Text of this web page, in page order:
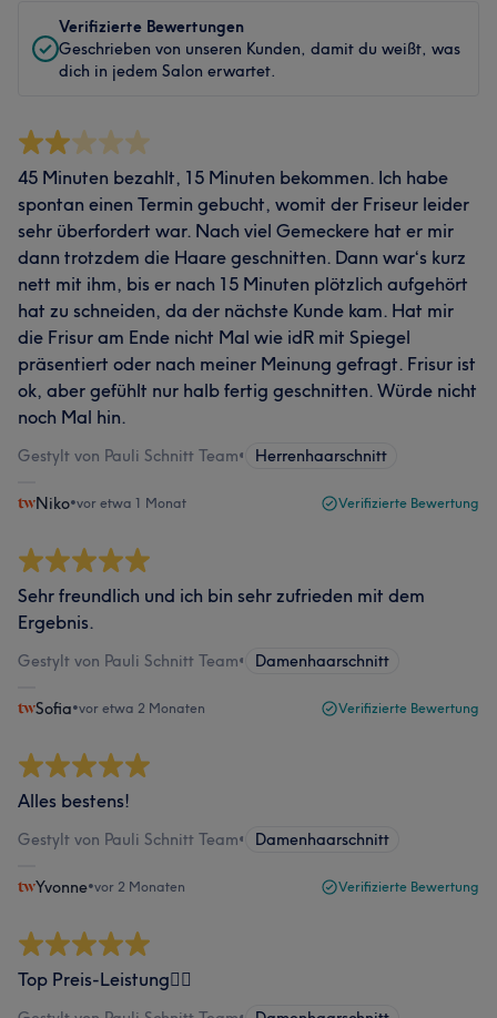
Verifizierte Bewertungen
Geschrieben von unseren Kunden, damit du weißt, was
dich in jedem Salon erwartet.
45 Minuten bezahlt, 15 Minuten bekommen. Ich habe
spontan einen Termin gebucht, womit der Friseur leider
sehr überfordert war. Nach viel Gemeckere hat er mir
dann trotzdem die Haare geschnitten. Dann war‘s kurz
nett mit ihm, bis er nach 15 Minuten plötzlich aufgehört
hat zu schneiden, da der nächste Kunde kam. Hat mir
die Frisur am Ende nicht Mal wie idR mit Spiegel
präsentiert oder nach meiner Meinung gefragt. Frisur ist
ok, aber gefühlt nur halb fertig geschnitten. Würde nicht
noch Mal hin.
Gestylt von Pauli Schnitt Team• Herrenhaarschnitt
Niko•vor etwa 1 Monat Verifizierte Bewertung
Sehr freundlich und ich bin sehr zufrieden mit dem
Ergebnis.
Gestylt von Pauli Schnitt Team• Damenhaarschnitt
Sofia•vor etwa 2 Monaten Verifizierte Bewertung
Alles bestens!
Gestylt von Pauli Schnitt Team• Damenhaarschnitt
Yvonne•vor 2 Monaten Verifizierte Bewertung
Top Preis-Leistung👍🏻